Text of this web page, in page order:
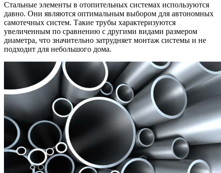
Стальные элементы в отопительных системах используются
давно. Они являются оптимальным выбором для автономных
самотечных систем. Такие трубы характеризуются
увеличенным по сравнению с другими видами размером
диаметра, что значительно затрудняет монтаж системы и не
подходит для небольшого дома.